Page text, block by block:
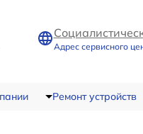
Адрес сервисного
Ремонт устройств